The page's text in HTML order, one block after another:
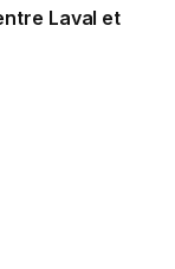
Laval et